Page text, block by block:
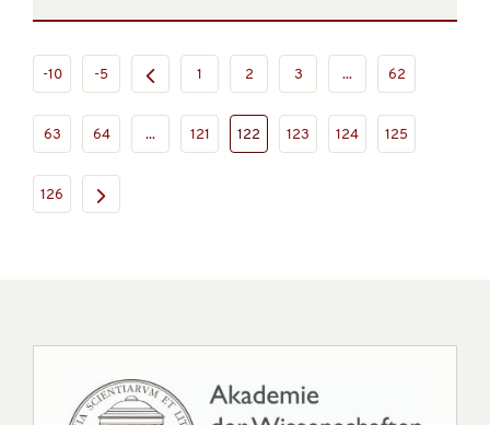
-10 -5 1 2 3 ... 62
63 64 ... 121 122 123 124 125
126